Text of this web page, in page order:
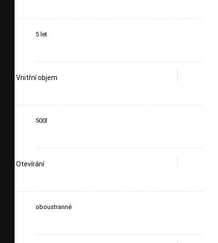
5 let
Vnitřní objem
500l
Otevírání
oboustranné